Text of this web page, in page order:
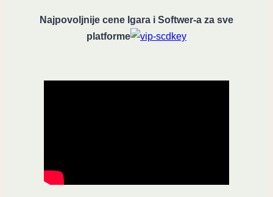
Najpovoljnije cene Igara i Softwer-a za sve
platforme